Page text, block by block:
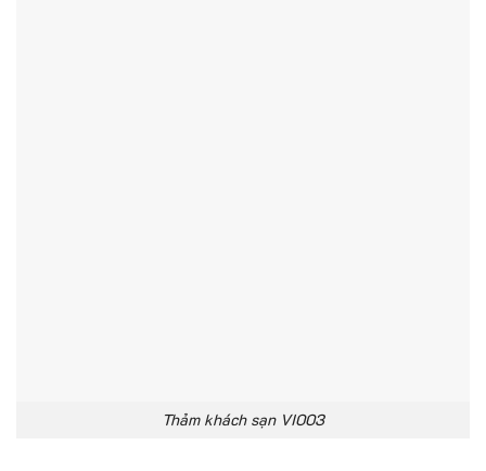
Thảm khách sạn VI003